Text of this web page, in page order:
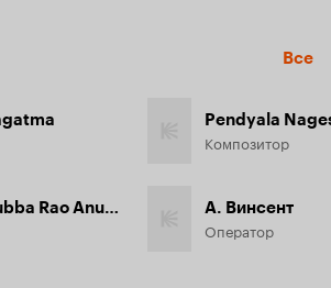
Все
Venkata Subba Rao Anumolu
Pendyala
Композитор
А. Винсент
Оператор